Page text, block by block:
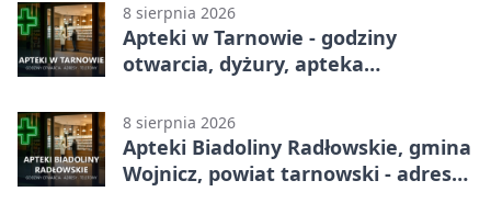
8 sierpnia 2026
Apteki w Tarnowie - godziny
otwarcia, dyżury, apteka
8 sierpnia 2026
Apteki Biadoliny Radłowskie, gmina
Wojnicz, powiat tarnowski - adresy,